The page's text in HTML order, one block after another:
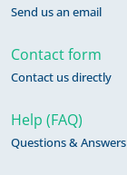
Send us an email
Contact form
Contact us directly
Help (FAQ)
Questions & Answers